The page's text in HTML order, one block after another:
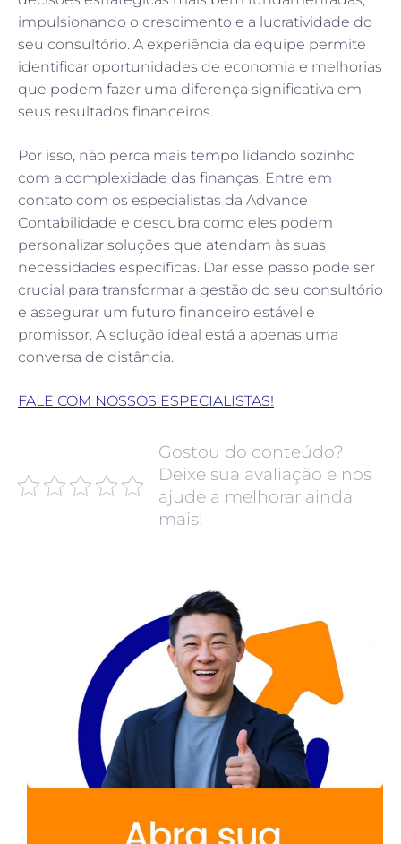
impulsionando o crescimento e a lucratividade do
seu consultório. A experiência da equipe permite
identificar oportunidades de economia e melhorias
que podem fazer uma diferença significativa em
seus resultados financeiros.
Por isso, não perca mais tempo lidando sozinho
com a complexidade das finanças. Entre em
contato com os especialistas da Advance
Contabilidade e descubra como eles podem
personalizar soluções que atendam às suas
necessidades específicas. Dar esse passo pode ser
crucial para transformar a gestão do seu consultório
e assegurar um futuro financeiro estável e
promissor. A solução ideal está a apenas uma
conversa de distância.
FALE COM NOSSOS ESPECIALISTAS!
Gostou do conteúdo?
Deixe sua avaliação e nos
ajude a melhorar ainda
mais!